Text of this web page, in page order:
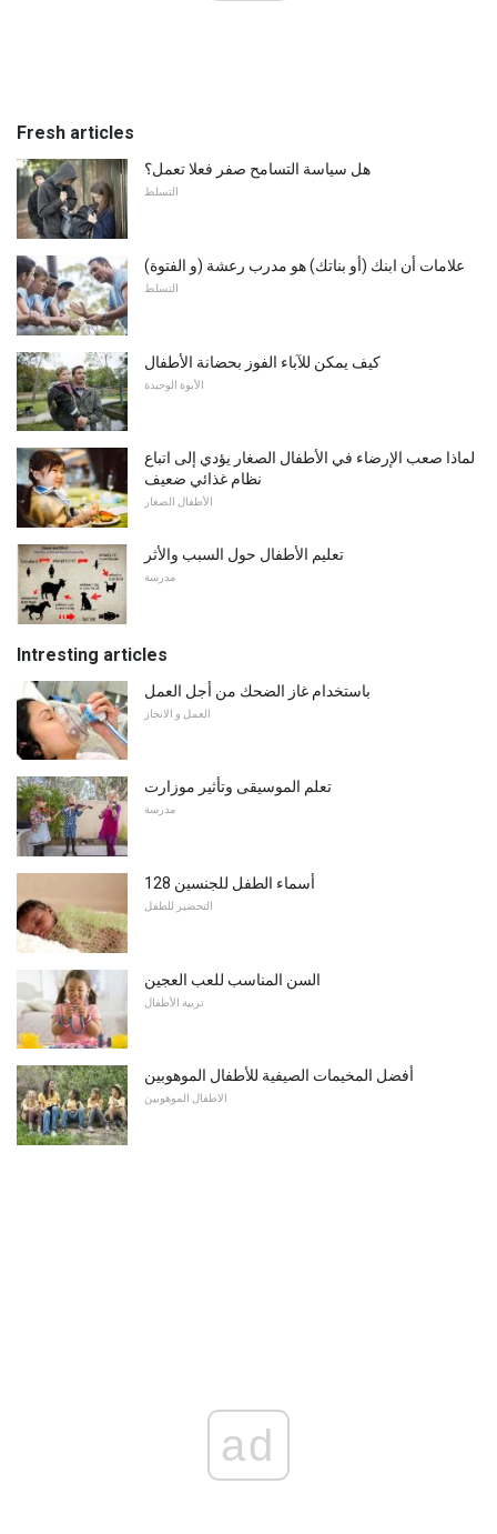
Fresh articles
هل سياسة التسامح صفر فعلا تعمل؟
التسلط
علامات أن ابنك (أو بناتك) هو مدرب رعشة (و الفتوة)
التسلط
كيف يمكن للآباء الفوز بحضانة الأطفال
الأبوة الوحيدة
لماذا صعب الإرضاء في الأطفال الصغار يؤدي إلى اتباع
نظام غذائي ضعيف
الأطفال الصغار
تعليم الأطفال حول السبب والأثر
مدرسة
Intresting articles
باستخدام غاز الضحك من أجل العمل
العمل و الانجاز
تعلم الموسيقى وتأثير موزارت
مدرسة
128 أسماء الطفل للجنسين
التحضير للطفل
السن المناسب للعب العجين
تربية الأطفال
أفضل المخيمات الصيفية للأطفال الموهوبين
الاطفال الموهوبين
ad